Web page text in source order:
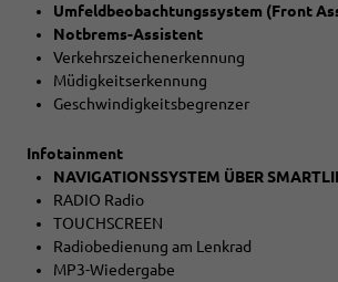
Umfeldbeobachtungssystem (Front
Notbrems-Assistent
Verkehrszeichenerkennung
Müdigkeitserkennung
Geschwindigkeitsbegrenzer
Infotainment
NAVIGATIONSSYSTEM ÜBER
RADIO Radio
TOUCHSCREEN
Radiobedienung am Lenkrad
MP3-Wiedergabe